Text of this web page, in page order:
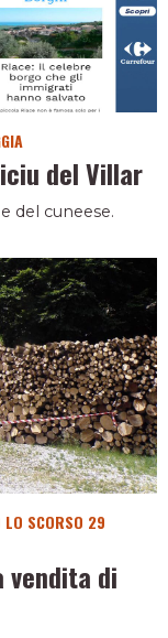
del Villar
del cuneese.
LO SCORSO 29
vendita di